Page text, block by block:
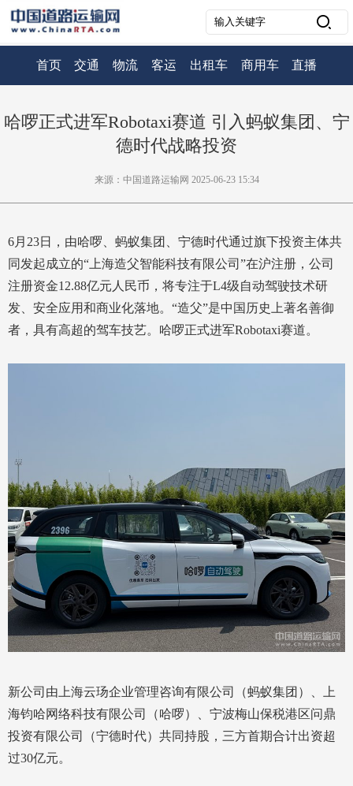
首页 交通 物流 客运 出租车 商用车 直播
哈啰正式进军Robotaxi赛道 引入蚂蚁集团、宁
德时代战略投资
来源：中国道路运输网 2025-06-23 15:34
6月23日，由哈啰、蚂蚁集团、宁德时代通过旗下投资主体共
同发起成立的“上海造父智能科技有限公司”在沪注册，公司
注册资金12.88亿元人民币，将专注于L4级自动驾驶技术研
发、安全应用和商业化落地。“造父”是中国历史上著名善御
者，具有高超的驾车技艺。哈啰正式进军Robotaxi赛道。
新公司由上海云玚企业管理咨询有限公司（蚂蚁集团）、上
海钧哈网络科技有限公司（哈啰）、宁波梅山保税港区问鼎
投资有限公司（宁德时代）共同持股，三方首期合计出资超
过30亿元。